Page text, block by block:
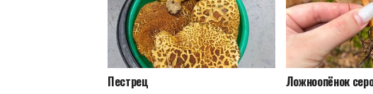
Пестрец Ложноопёнок